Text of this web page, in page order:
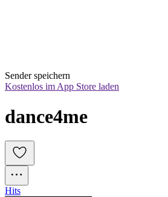
Sender speichern
Kostenlos im App Store laden
dance4me
Hits